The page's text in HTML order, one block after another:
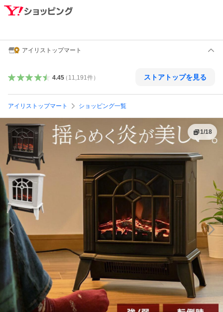
アイリストップマート
4.45（ 11,191件） ストアトップを見る
アイリストップマート ショッピング一覧
1/18